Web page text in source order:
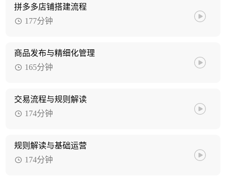
拼多多店铺搭建流程
177分钟
商品发布与精细化管理
165分钟
交易流程与规则解读
174分钟
规则解读与基础运营
174分钟